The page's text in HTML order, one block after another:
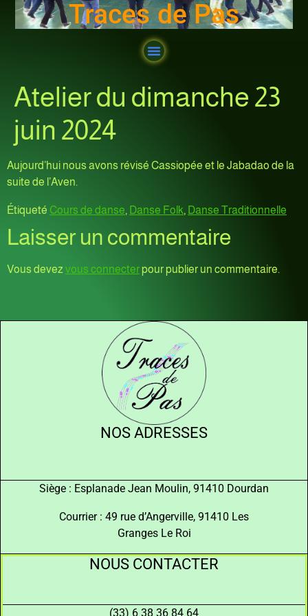
Traces de Pas
Atelier du dimanche 23
juin 2024
Aujourd’hui nous avons révisé Cassiopée et le Jabadao de la
suite de l’Aven.
Étiqueté Cours de danse, Danse Folk, Danse Traditionnelle
Laisser un commentaire
Vous devez vous connecterpour publier un commentaire.
NOS ADRESSES
Siège : Esplanade Jean Moulin, 91410 Dourdan
Courrier : 49 rue d’Angerville, 91410 Les
Granges Le Roi
NOUS CONTACTER
(33) 6 38 36 84 64